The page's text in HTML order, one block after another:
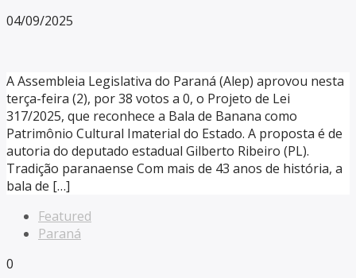
04/09/2025
A Assembleia Legislativa do Paraná (Alep) aprovou nesta
terça-feira (2), por 38 votos a 0, o Projeto de Lei
317/2025, que reconhece a Bala de Banana como
Patrimônio Cultural Imaterial do Estado. A proposta é de
autoria do deputado estadual Gilberto Ribeiro (PL).
Tradição paranaense Com mais de 43 anos de história, a
bala de […]
Featured
Paraná
0